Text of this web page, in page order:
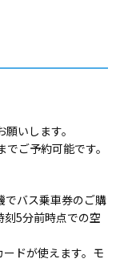
いします。
ご予約可能です。
でバス乗車券のご購
刻5分前時点での空
ドが使えます。モ